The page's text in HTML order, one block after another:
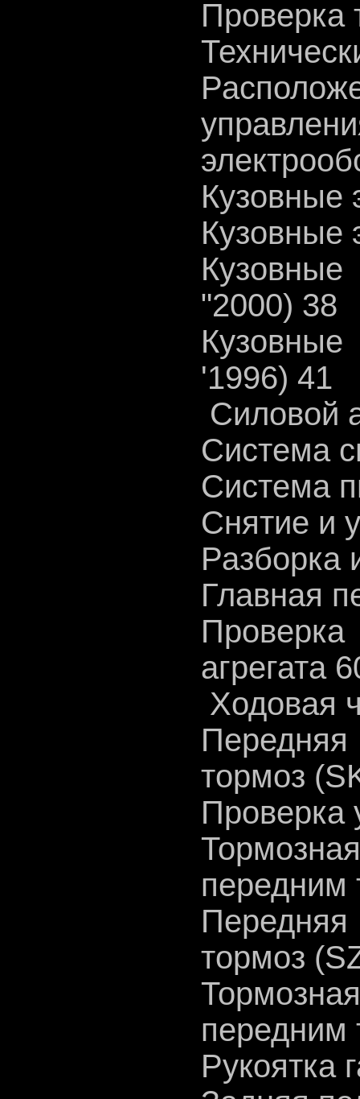
Проверка
Кузовные
Кузовные
"2000) 38
'1996) 41
Силовой
Система
Система
Снятие и
Разборка
Главная
агрегата
Ходовая
тормоз
Проверка
передним
тормоз
передним
Рукоятка